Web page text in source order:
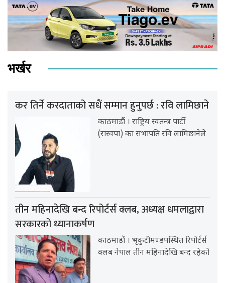
भर्खर
कर तिर्ने करदाताको सधैं सम्मान हुनुपर्छ : रवि लामिछाने
काठमाडौं । राष्ट्रिय स्वतन्त्र पार्टी
(रास्वपा) का सभापति रवि लामिछानेले
तीन महिनादेखि बन्द रिपोर्टर्स क्लब, अध्यक्ष धमलाद्वारा
सरकारको ध्यानाकर्षण
काठमाडौं । भृकुटीमण्डपस्थित रिपोर्टर्स
क्लब नेपाल तीन महिनादेखि बन्द रहेको